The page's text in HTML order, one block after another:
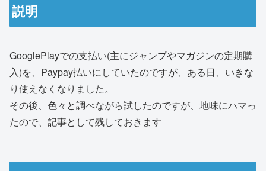
説明
GooglePlayでの支払い(主にジャンプやマガジンの定期購
入)を、Paypay払いにしていたのですが、ある日、いきな
り使えなくなりました。
その後、色々と調べながら試したのですが、地味にハマっ
たので、記事として残しておきます